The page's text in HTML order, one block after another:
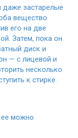
застарелые
вещество
его на две
Затем, пока он
диск и
— с лицевой и
несколько
к стирке.
ее можно